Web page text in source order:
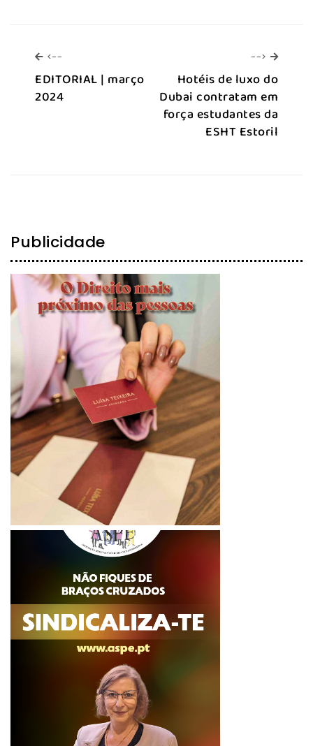
<--
EDITORIAL | março
2024
--> -->
Hotéis de luxo do
Dubai contratam em
força estudantes da
ESHT Estoril
Publicidade